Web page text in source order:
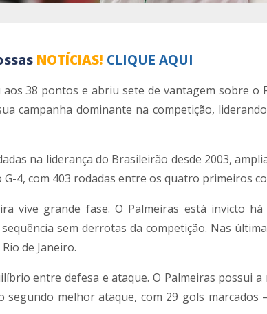
NOTÍCIAS! CLIQUE AQUI
38 pontos e abriu sete de vantagem sobre o
campanha dominante na competição,
na liderança do Brasileirão desde 2003,
4, com 403 rodadas entre os quatro primeiros
vive grande fase. O Palmeiras está invicto
sem derrotas da competição. Nas
de Janeiro.
entre defesa e ataque. O Palmeiras possui
segundo melhor ataque, com 29 gols